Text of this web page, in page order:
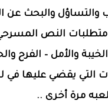
والتساؤل والبحث
النص المسرحي
والأمل – الفرح
التي يقضي عليها
مرة أخرى ..